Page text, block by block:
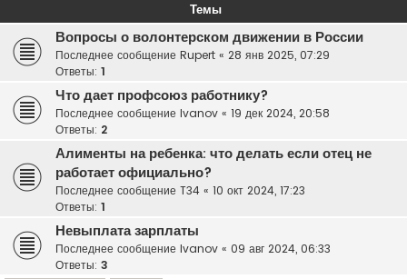
Темы
Вопросы о волонтерском движении в России
Последнее сообщение Rupert « 28 янв 2025, 07:29
Ответы: 1
Что дает профсоюз работнику?
Последнее сообщение Ivanov « 19 дек 2024, 20:58
Ответы: 2
Алименты на ребенка: что делать если отец не
работает официально?
Последнее сообщение T34 « 10 окт 2024, 17:23
Ответы: 1
Невыплата зарплаты
Последнее сообщение Ivanov « 09 авг 2024, 06:33
Ответы: 3